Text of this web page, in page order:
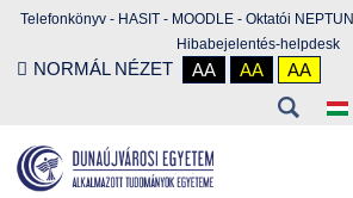
Telefonkönyv - HASIT - MOODLE - Oktatói NEPTUN
Hibabejelentés-helpdesk
NORMÁL NÉZET AA AA AA